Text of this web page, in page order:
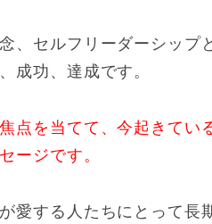
、セルフリーダーシップ
成功、達成です。
点を当てて、今起きてい
ージです。
愛する人たちにとって長